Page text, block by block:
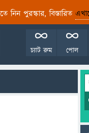
নিন পুরস্কার, বিস্তারিত
পোল
চ্যাট রুম